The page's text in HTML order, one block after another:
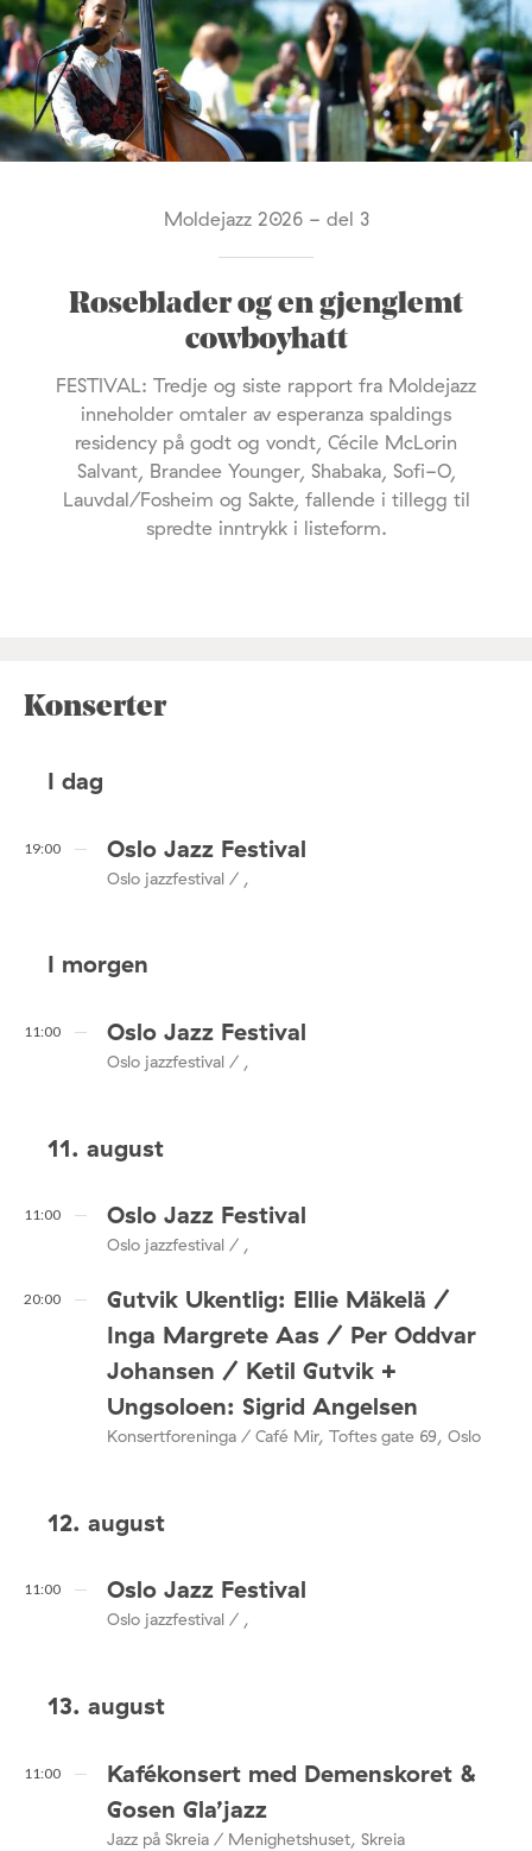
Moldejazz 2026 - del 3
Roseblader og en gjenglemt
cowboyhatt
FESTIVAL: Tredje og siste rapport fra Moldejazz
inneholder omtaler av esperanza spaldings
residency på godt og vondt, Cécile McLorin
Salvant, Brandee Younger, Shabaka, Sofi-O,
Lauvdal/Fosheim og Sakte, fallende i tillegg til
spredte inntrykk i listeform.
Konserter
I dag
19:00 Oslo Jazz Festival
Oslo jazzfestival / ,
I morgen
11:00 Oslo Jazz Festival
Oslo jazzfestival / ,
11. august
11:00 Oslo Jazz Festival
Oslo jazzfestival / ,
20:00
Gutvik Ukentlig: Ellie Mäkelä /
Inga Margrete Aas / Per Oddvar
Johansen / Ketil Gutvik +
Ungsoloen: Sigrid Angelsen
Konsertforeninga / Café Mir, Toftes gate 69, Oslo
12. august
11:00 Oslo Jazz Festival
Oslo jazzfestival / ,
13. august
11:00
Kafékonsert med Demenskoret &
Gosen Gla’jazz
Jazz på Skreia / Menighetshuset, Skreia